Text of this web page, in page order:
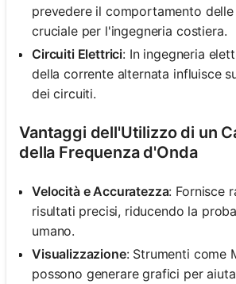
prevedere il comportamento
cruciale per l'ingegneria costiera.
Circuiti Elettrici: In ingegneria
della corrente alternata influisce
dei circuiti.
Vantaggi dell'Utilizzo di un
della Frequenza d'Onda
Velocità e Accuratezza: Fornisce
risultati precisi, riducendo la
umano.
Visualizzazione: Strumenti come
possono generare grafici per